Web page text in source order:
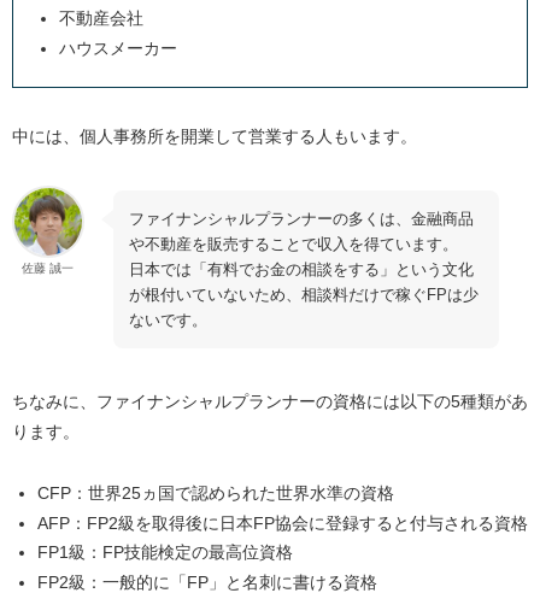
不動産会社
ハウスメーカー
中には、個人事務所を開業して営業する人もいます。
佐藤 誠一
ファイナンシャルプランナーの多くは、金融商品
や不動産を販売することで収入を得ています。
日本では「有料でお金の相談をする」という文化
が根付いていないため、相談料だけで稼ぐFPは少
ないです。
ちなみに、ファイナンシャルプランナーの資格には以下の5種類があ
ります。
CFP：世界25ヵ国で認められた世界水準の資格
AFP：FP2級を取得後に日本FP協会に登録すると付与される資格
FP1級：FP技能検定の最高位資格
FP2級：一般的に「FP」と名刺に書ける資格